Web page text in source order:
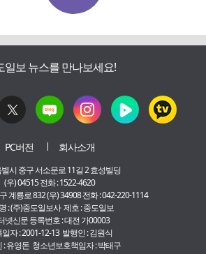
일보 뉴스를 만나보세요!
PC버전 회사소개
시 중구 서소문로 11길 2 효성빌딩
(우) 04515 전화 : 1522-4620
계룡로 832 (우) 34908 전화 : 042-220-1114
: (주)중도일보사 제호 : 중도일보
넷신문 등록번호 : 대전 가00003
일자 : 2001-12-13 발행인 : 김원식
: 유영돈 청소년보호책임자 : 박태구